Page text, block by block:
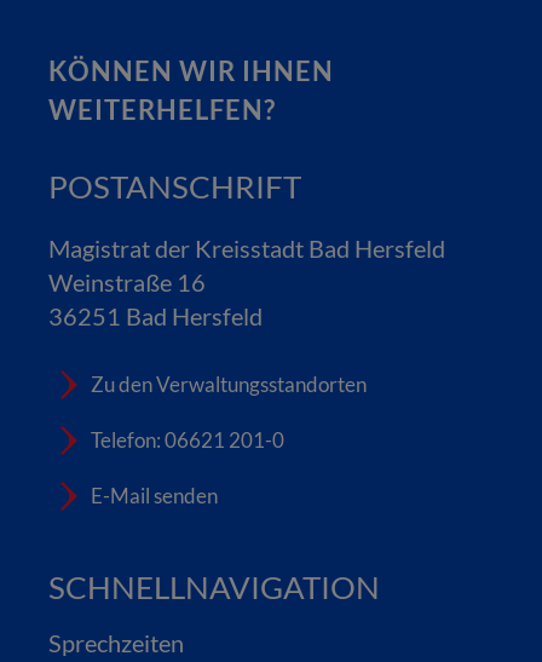
KÖNNEN WIR IHNEN
WEITERHELFEN?
POSTANSCHRIFT
Magistrat der Kreisstadt Bad Hersfeld
Weinstraße 16
36251 Bad Hersfeld
Zu den Verwaltungsstandorten
Telefon: 06621 201-0
E-Mail senden
SCHNELLNAVIGATION
Sprechzeiten